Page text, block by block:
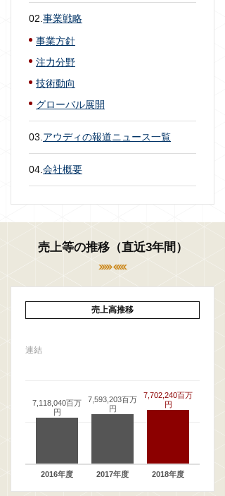
02.事業戦略
事業方針
注力分野
技術動向
グローバル展開
03.アウディの報道ニュース一覧
04.会社概要
売上等の推移（直近3年間）
売上高推移
連結
7,118,040百万
円
2016年度
7,593,203百万
円
2017年度
7,702,240百万
円
2018年度